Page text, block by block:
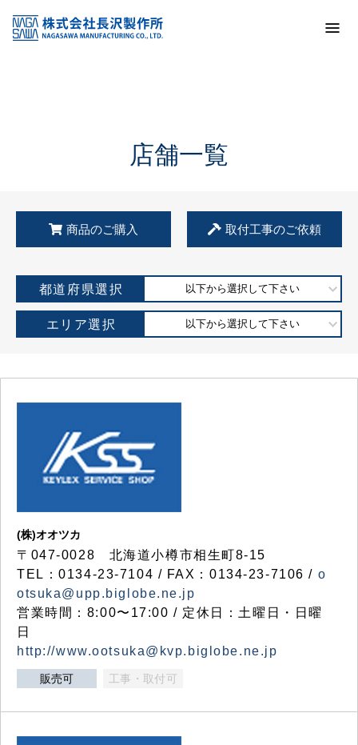
KSS加盟店・取扱店情報
店舗一覧
店舗一覧
商品のご購入 取付工事のご依頼
都道府県選択 以下から選択して下さい
エリア選択 以下から選択して下さい
(株)オオツカ
〒047-0028 北海道小樽市相生町8-15
TEL：0134-23-7104 / FAX：0134-23-7106 / o
otsuka@upp.biglobe.ne.jp
営業時間：8:00〜17:00 / 定休日：土曜日・日曜
日
http://www.ootsuka@kvp.biglobe.ne.jp
販売可 工事・取付可